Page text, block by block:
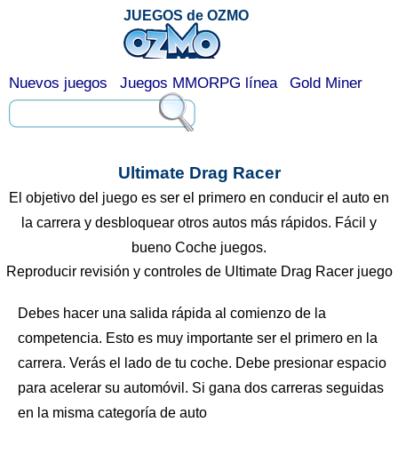
Ultimate Drag Racer
El objetivo del juego es ser el primero en conducir el auto en
la carrera y desbloquear otros autos más rápidos. Fácil y
bueno Coche juegos.
Reproducir revisión y controles de Ultimate Drag Racer juego
Debes hacer una salida rápida al comienzo de la
competencia. Esto es muy importante ser el primero en la
carrera. Verás el lado de tu coche. Debe presionar espacio
para acelerar su automóvil. Si gana dos carreras seguidas
en la misma categoría de auto
JUEGOS de OZMO
Nuevos juegos Juegos MMORPG línea Gold Miner